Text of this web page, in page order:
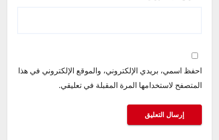
احفظ اسمي، بريدي الإلكتروني، والموقع الإلكتروني في هذا
المتصفح لاستخدامها المرة المقبلة في تعليقي.